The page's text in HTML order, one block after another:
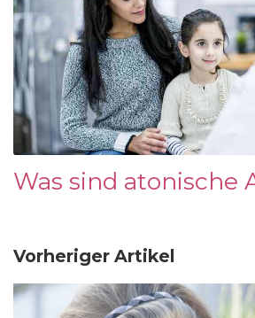
Was sind atonische
Vorheriger Artikel